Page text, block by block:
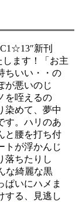
新刊
します！「お主
ちいい・・の
が悪いのじ
を咥えるの
染めて、夢中
す。ハリのあ
と腰を打ち付
トが浮かんじ
落ちたりし
な綺麗な黒
ぱいにハメま
する、見逃し